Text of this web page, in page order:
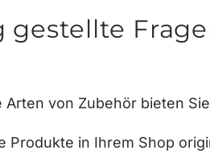
gestellte
Arten von Zubehör bieten
Produkte in Ihrem Shop